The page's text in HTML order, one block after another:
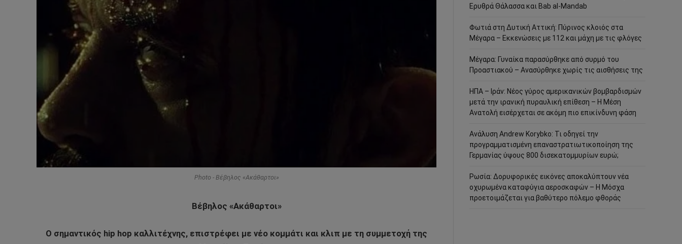
Photo - Βέβηλος «Ακάθαρτοι»
Βέβηλος «Ακάθαρτοι»
Ο σημαντικός hip hop καλλιτέχνης, επιστρέφει με νέο κομμάτι και κλιπ με τη συμμετοχή της
Ερυθρά Θάλασσα και Bab al-Mandab
Φωτιά στη Δυτική Αττική: Πύρινος κλοιός στα
Μέγαρα – Εκκενώσεις με 112 και μάχη με τις φλόγες
Μέγαρα: Γυναίκα παρασύρθηκε από συρμό του
Προαστιακού – Ανασύρθηκε χωρίς τις αισθήσεις της
ΗΠΑ – Ιράν: Νέος γύρος αμερικανικών βομβαρδισμών
μετά την ιρανική πυραυλική επίθεση – Η Μέση
Ανατολή εισέρχεται σε ακόμη πιο επικίνδυνη φάση
Ανάλυση Andrew Korybko: Τι οδηγεί την
προγραμματισμένη επαναστρατιωτικοποίηση της
Γερμανίας ύψους 800 δισεκατομμυρίων ευρώ;
Ρωσία: Δορυφορικές εικόνες αποκαλύπτουν νέα
οχυρωμένα καταφύγια αεροσκαφών – Η Μόσχα
προετοιμάζεται για βαθύτερο πόλεμο φθοράς